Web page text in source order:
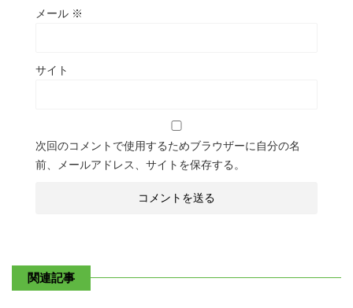
メール ※
サイト
次回のコメントで使用するためブラウザーに自分の名
前、メールアドレス、サイトを保存する。
関連記事